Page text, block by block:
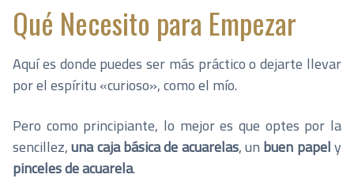
Qué Necesito para Empezar
Aquí es donde puedes ser más práctico o dejarte llevar
por el espíritu «curioso», como el mío.
Pero como principiante, lo mejor es que optes por la
sencillez,una caja básica deacuarelas, unbuen papely
pinceles de acuarela.